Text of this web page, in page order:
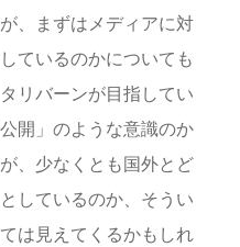
、まずはメディアに対
ているのかについても
リバーンが目指してい
開」のような意識のか
、少なくとも国外とど
しているのか、そうい
は見えてくるかもしれ